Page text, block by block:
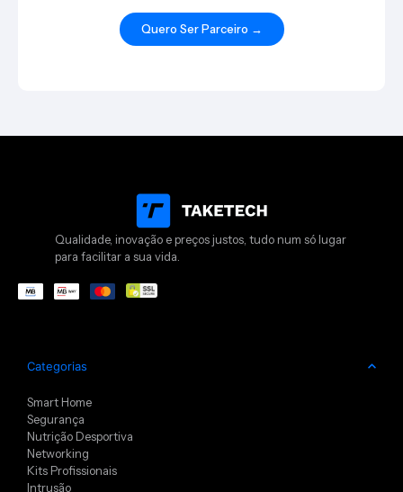
Quero Ser Parceiro →
Qualidade, inovação e preços justos, tudo num só lugar
para facilitar a sua vida.
Categorias
Smart Home
Segurança
Nutrição Desportiva
Networking
Kits Profissionais
Intrusão